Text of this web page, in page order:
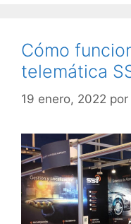
Cómo
telemática
19 enero, 2022 por